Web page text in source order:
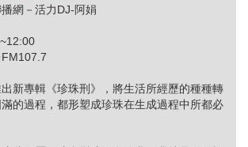
網－活力DJ-阿娟
新專輯《珍珠刑》，將生活所經歷的種種轉
的過程，都形塑成珍珠在生成過程中所都必